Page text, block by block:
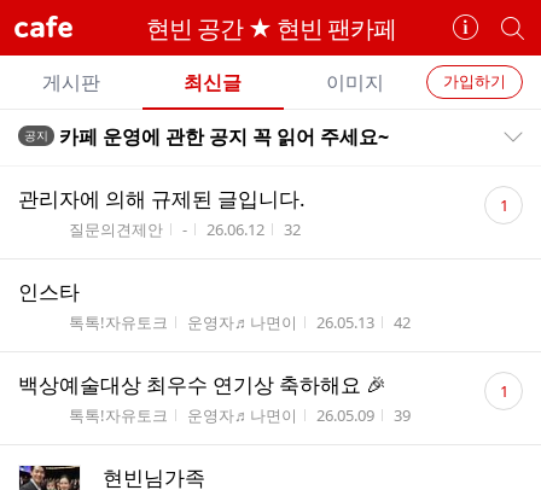
cafe 현빈 공간 ★ 현빈 팬카페
카
페
정
보
개
별
카
페
검
카
페
뉴
가입하기
게시판 최신글 이미지
전
글
트
공지 카페 운영에 관한 공지 꼭 읽어 주세요~
관리자에 의해 규제된 글입니다.
게시판명
질문의견제안 작성자
- 작성시간
26.06.12 조회수
32
댓
글 1
인스타
게시판명
톡톡!자유토크 작성자
운영자♬나면이 작성시간
26.05.13 조회수
42
백상예술대상 최우수 연기상 축하해요 🎉
게시판명
톡톡!자유토크 작성자
운영자♬나면이 작성시간
26.05.09 조회수
39
댓
글 1
현빈님가족